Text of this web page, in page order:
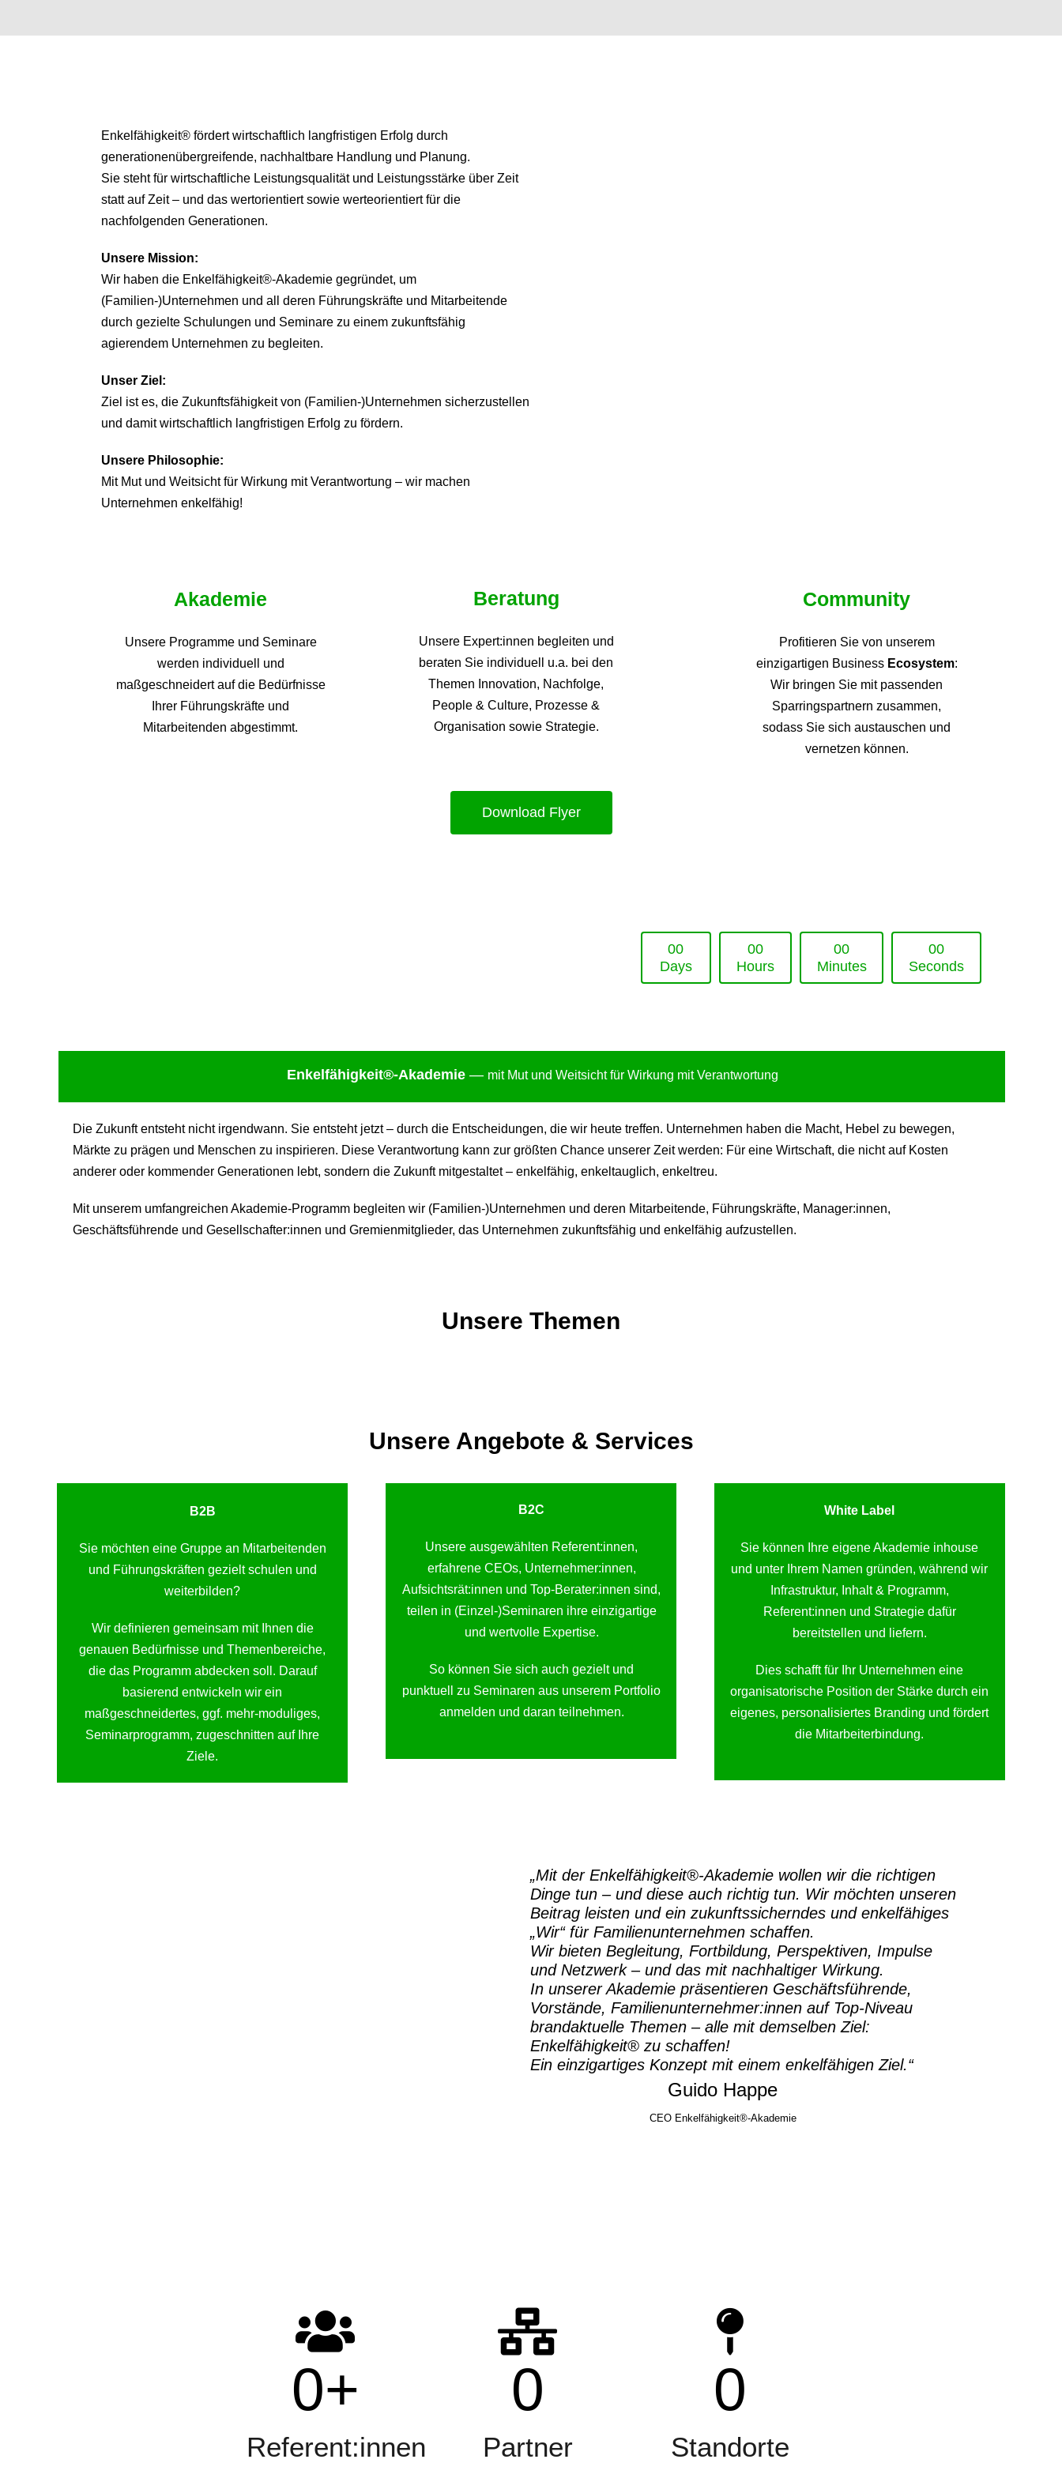
Enkelfähigkeit® fördert wirtschaftlich langfristigen Erfolg durch
generationenübergreifende, nachhaltbare Handlung und Planung.
Sie steht für wirtschaftliche Leistungsqualität und Leistungsstärke über Zeit
statt auf Zeit – und das wertorientiert sowie werteorientiert für die
nachfolgenden Generationen.
Unsere Mission:
Wir haben die Enkelfähigkeit®-Akademie gegründet, um
(Familien-)Unternehmen und all deren Führungskräfte und Mitarbeitende
durch gezielte Schulungen und Seminare zu einem zukunftsfähig
agierendem Unternehmen zu begleiten.
Unser Ziel:
Ziel ist es, die Zukunftsfähigkeit von (Familien-)Unternehmen sicherzustellen
und damit wirtschaftlich langfristigen Erfolg zu fördern.
Unsere Philosophie:
Mit Mut und Weitsicht für Wirkung mit Verantwortung – wir machen
Unternehmen enkelfähig!
Akademie
Unsere Programme und Seminare
werden individuell und
maßgeschneidert auf die Bedürfnisse
Ihrer Führungskräfte und
Mitarbeitenden abgestimmt.
Beratung
Unsere Expert:innen begleiten und
beraten Sie individuell u.a. bei den
Themen Innovation, Nachfolge,
People & Culture, Prozesse &
Organisation sowie Strategie.
Community
Profitieren Sie von unserem
einzigartigen Business Ecosystem:
Wir bringen Sie mit passenden
Sparringspartnern zusammen,
sodass Sie sich austauschen und
vernetzen können.
Download Flyer
00
Days
00
Hours
00
Minutes
00
Seconds
Enkelfähigkeit®-Akademie — mit Mut und Weitsicht für Wirkung mit Verantwortung
Die Zukunft entsteht nicht irgendwann. Sie entsteht jetzt – durch die Entscheidungen, die wir heute treffen. Unternehmen haben die Macht, Hebel zu bewegen,
Märkte zu prägen und Menschen zu inspirieren. Diese Verantwortung kann zur größten Chance unserer Zeit werden: Für eine Wirtschaft, die nicht auf Kosten
anderer oder kommender Generationen lebt, sondern die Zukunft mitgestaltet – enkelfähig, enkeltauglich, enkeltreu.
Mit unserem umfangreichen Akademie-Programm begleiten wir (Familien-)Unternehmen und deren Mitarbeitende, Führungskräfte, Manager:innen,
Geschäftsführende und Gesellschafter:innen und Gremienmitglieder, das Unternehmen zukunftsfähig und enkelfähig aufzustellen.
Unsere Themen
Unsere Angebote & Services
B2B
Sie möchten eine Gruppe an Mitarbeitenden
und Führungskräften gezielt schulen und
weiterbilden?
Wir definieren gemeinsam mit Ihnen die
genauen Bedürfnisse und Themenbereiche,
die das Programm abdecken soll. Darauf
basierend entwickeln wir ein
maßgeschneidertes, ggf. mehr-moduliges,
Seminarprogramm, zugeschnitten auf Ihre
Ziele.
B2C
Unsere ausgewählten Referent:innen,
erfahrene CEOs, Unternehmer:innen,
Aufsichtsrät:innen und Top-Berater:innen sind,
teilen in (Einzel-)Seminaren ihre einzigartige
und wertvolle Expertise.
So können Sie sich auch gezielt und
punktuell zu Seminaren aus unserem Portfolio
anmelden und daran teilnehmen.
White Label
Sie können Ihre eigene Akademie inhouse
und unter Ihrem Namen gründen, während wir
Infrastruktur, Inhalt & Programm,
Referent:innen und Strategie dafür
bereitstellen und liefern.
Dies schafft für Ihr Unternehmen eine
organisatorische Position der Stärke durch ein
eigenes, personalisiertes Branding und fördert
die Mitarbeiterbindung.
„Mit der Enkelfähigkeit®-Akademie wollen wir die richtigen
Dinge tun – und diese auch richtig tun. Wir möchten unseren
Beitrag leisten und ein zukunftssicherndes und enkelfähiges
„Wir“ für Familienunternehmen schaffen.
Wir bieten Begleitung, Fortbildung, Perspektiven, Impulse
und Netzwerk – und das mit nachhaltiger Wirkung.
In unserer Akademie präsentieren Geschäftsführende,
Vorstände, Familienunternehmer:innen auf Top-Niveau
brandaktuelle Themen – alle mit demselben Ziel:
Enkelfähigkeit® zu schaffen!
Ein einzigartiges Konzept mit einem enkelfähigen Ziel.“
Guido Happe
CEO Enkelfähigkeit®-Akademie
0+
Referent:innen
0
Partner
0
Standorte